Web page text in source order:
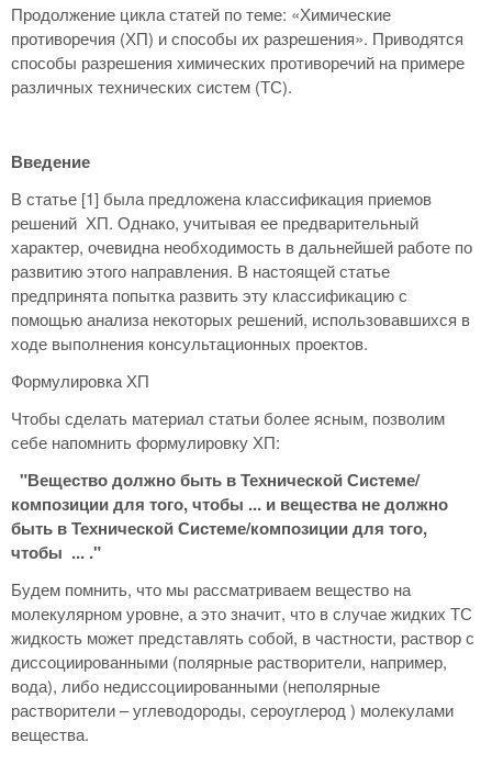
Продолжение цикла статей по теме: «Химические
противоречия (ХП) и способы их разрешения». Приводятся
способы разрешения химических противоречий на примере
различных технических систем (ТС).
Введение
В статье [1] была предложена классификация приемов
решений ХП. Однако, учитывая ее предварительный
характер, очевидна необходимость в дальнейшей работе по
развитию этого направления. В настоящей статье
предпринята попытка развить эту классификацию с
помощью анализа некоторых решений, использовавшихся в
ходе выполнения консультационных проектов.
Формулировка ХП
Чтобы сделать материал статьи более ясным, позволим
себе напомнить формулировку ХП:
"Вещество должно быть в Технической Системе/
композиции для того, чтобы ... и вещества не должно
быть в Технической Системе/композиции для того,
чтобы ... ."
Будем помнить, что мы рассматриваем вещество на
молекулярном уровне, а это значит, что в случае жидких ТС
жидкость может представлять собой, в частности, раствор с
диссоциированными (полярные растворители, например,
вода), либо недиссоциированными (неполярные
растворители – углеводороды, сероуглерод ) молекулами
вещества.